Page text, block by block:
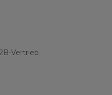
Vertrieb